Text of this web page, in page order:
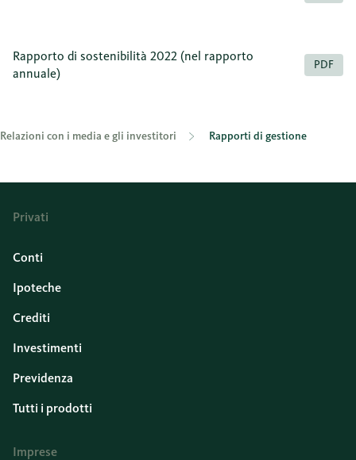
Rapporto di sostenibilità 2022 (nel rapporto
annuale)
PDF
Relazioni con i media e gli investitori Rapporti di gestione
Privati
Conti
Ipoteche
Crediti
Investimenti
Previdenza
Tutti i prodotti
Imprese